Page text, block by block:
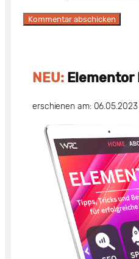
NEU:Elementor
erschienen am: 06.05.2023